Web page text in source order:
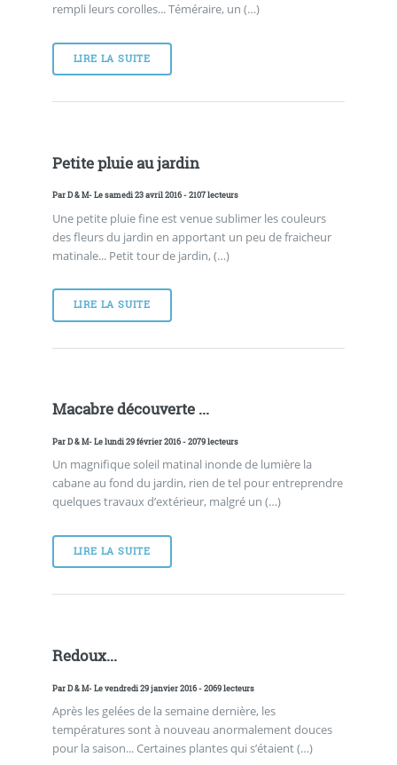
rempli leurs corolles... Téméraire, un (…)
LIRE LA SUITE
Petite pluie au jardin
ParD & M- Le samedi 23 avril 2016 - 2107 lecteurs
Une petite pluie fine est venue sublimer les couleurs
des fleurs du jardin en apportant un peu de fraicheur
matinale... Petit tour de jardin, (…)
LIRE LA SUITE
Macabre découverte ...
ParD & M- Le lundi 29 février 2016 - 2079 lecteurs
Un magnifique soleil matinal inonde de lumière la
cabane au fond du jardin, rien de tel pour entreprendre
quelques travaux d’extérieur, malgré un (…)
LIRE LA SUITE
Redoux...
ParD & M- Le vendredi 29 janvier 2016 - 2069 lecteurs
Après les gelées de la semaine dernière, les
températures sont à nouveau anormalement douces
pour la saison... Certaines plantes qui s’étaient (…)